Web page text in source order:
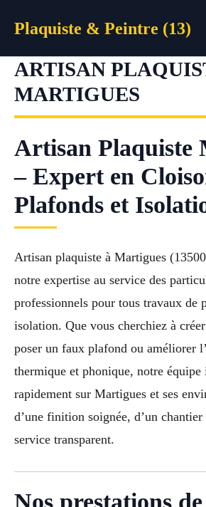
Plaquiste & Peintre (13)
ARTISAN
MARTIGUES
Artisan Plaquiste
– Expert en
Plafonds et
Artisan plaquiste à Martigues
notre expertise au service des
professionnels pour tous travaux de
isolation. Que vous cherchiez à
poser un faux plafond ou améliorer
thermique et phonique, notre
rapidement sur Martigues et ses
d’une finition soignée, d’un chantier
service transparent.
Nos prestations